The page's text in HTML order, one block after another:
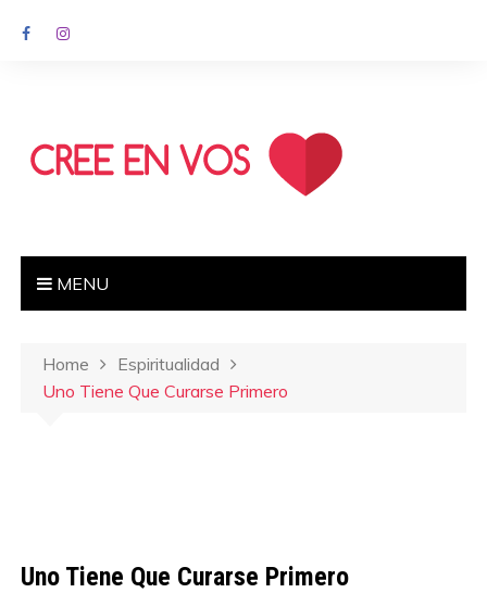
MENU
Home
Espiritualidad
Uno Tiene Que Curarse Primero
Uno Tiene Que Curarse Primero